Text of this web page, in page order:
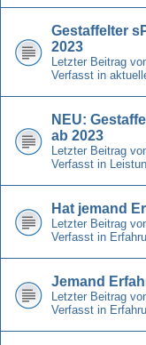
Gestaffelter
2023
Letzter Beitrag
Verfasst in
NEU:
ab 2023
Letzter Beitrag
Verfasst in
Hat jemand
Letzter Beitrag
Verfasst in
Jemand
Letzter Beitrag
Verfasst in